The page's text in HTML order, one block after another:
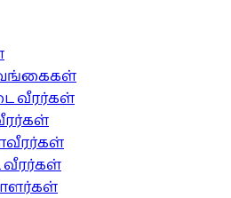
வீரர்கள்